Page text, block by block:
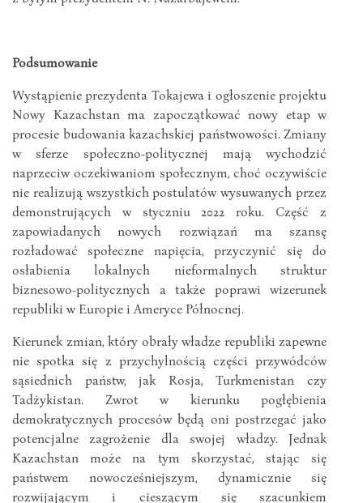
Podsumowanie
Wystąpienie prezydenta Tokajewa i ogłoszenie projektu
Nowy Kazachstan ma zapoczątkować nowy etap w
procesie budowania kazachskiej państwowości. Zmiany
w sferze społeczno-politycznej mają wychodzić
naprzeciw oczekiwaniom społecznym, choć oczywiście
nie realizują wszystkich postulatów wysuwanych przez
demonstrujących w styczniu 2022 roku. Część z
zapowiadanych nowych rozwiązań ma szansę
rozładować społeczne napięcia, przyczynić się do
osłabienia lokalnych nieformalnych struktur
biznesowo-politycznych a także poprawi wizerunek
republiki w Europie i Ameryce Północnej.
Kierunek zmian, który obrały władze republiki zapewne
nie spotka się z przychylnością części przywódców
sąsiednich państw, jak Rosja, Turkmenistan czy
Tadżykistan. Zwrot w kierunku pogłębienia
demokratycznych procesów będą oni postrzegać jako
potencjalne zagrożenie dla swojej władzy. Jednak
Kazachstan może na tym skorzystać, stając się
państwem nowocześniejszym, dynamicznie się
rozwijającym i cieszącym się szacunkiem